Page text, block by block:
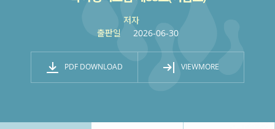
저자
출판일
2026-06-30
PDF DOWNLOAD VIEWMORE